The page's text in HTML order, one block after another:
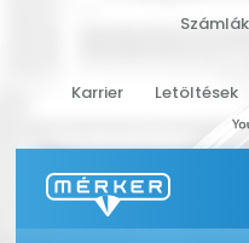
Karrier Letöltések